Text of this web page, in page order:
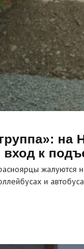
на
вход к
жалуются
и